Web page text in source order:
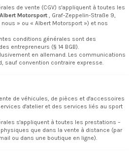
de vente (CGV) s'appliquent à toutes les
Albert Motorsport , Graf-Zeppelin-Straße 9,
» ou « Albert Motorsport ») et nos
conditions générales sont des
entrepreneurs (§ 14 BGB).
en allemand. Les communications
sauf convention contraire expresse.
de véhicules, de pièces et d'accessoires
d'atelier et des services liés au sport
s'appliquent à toutes les prestations –
que dans la vente à distance (par
ou dans une boutique en ligne).